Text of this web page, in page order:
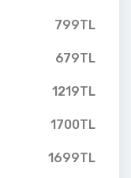
799TL
679TL
1219TL
1700TL
1699TL